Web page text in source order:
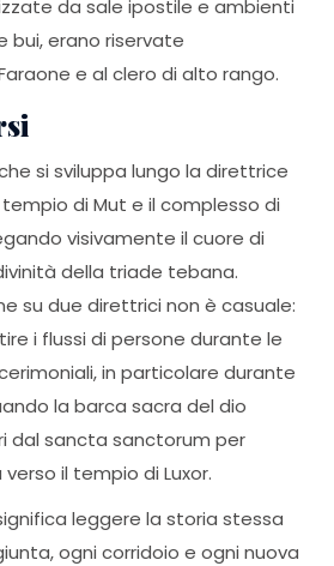
da sale ipostile e ambienti
bui, erano riservate
e al clero di alto rango.
si sviluppa lungo la direttrice
di Mut e il complesso di
visivamente il cuore di
della triade tebana.
su due direttrici non è casuale:
i flussi di persone durante le
in particolare durante
la barca sacra del dio
dal sancta sanctorum per
il tempio di Luxor.
leggere la storia stessa
ogni corridoio e ogni nuova